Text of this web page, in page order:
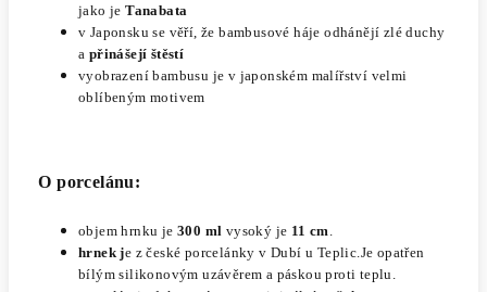
jako jeTanabata
v Japonsku se věří, že bambusové háje odhánějí zlé duchy
a přinášejí štěstí
vyobrazení bambusu je v japonském malířství velmi
oblíbeným motivem
O porcelánu:
objem hrnku je 300 ml vysoký je 11 cm.
hrnek je z české porcelánky v Dubí u Teplic.Je opatřen
bílým silikonovým uzávěrem a páskou proti teplu.